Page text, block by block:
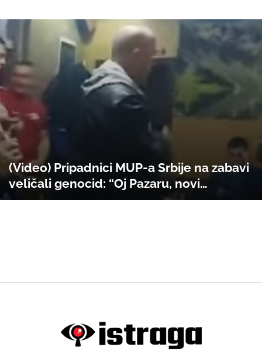
(Video) Pripadnici MUP-a Srbije na zabavi
veličali genocid: “Oj Pazaru, novi
Vukovaru, oj Sjenice, nova Srebrenice”